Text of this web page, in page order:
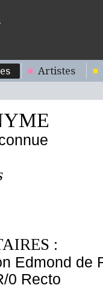
Artistes
:
Edmond de
0 Recto